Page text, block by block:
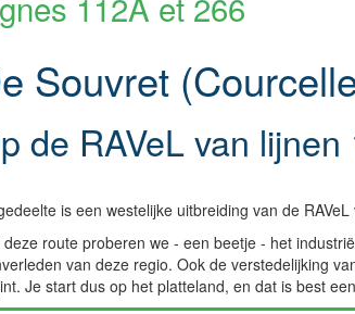
Souvret
de RAVeL van
is een westelijke uitbreiding van de
deze route proberen we - een beetje - het
van deze regio. Ook de verstedelijking
Je start dus op het platteland, en dat is best